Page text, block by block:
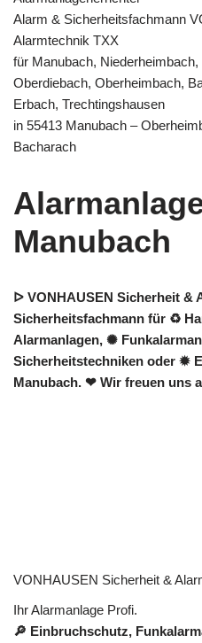
Alarm & Sicherheitsfachmann
Alarmtechnik TXX
für Manubach,
Oberdiebach, Oberheimbach,
Erbach, Trechtingshausen
in 55413 Manubach –
Bacharach
Manubach
ᐅ VONHAUSEN Sicherheit &
Sicherheitsfachmann für ♻
Alarmanlagen, ✺
Sicherheitstechniken oder ✹
Manubach. ❤ Wir freuen uns
VONHAUSEN Sicherheit &
Ihr Alarmanlage Profi.
🔎 Einbruchschutz,